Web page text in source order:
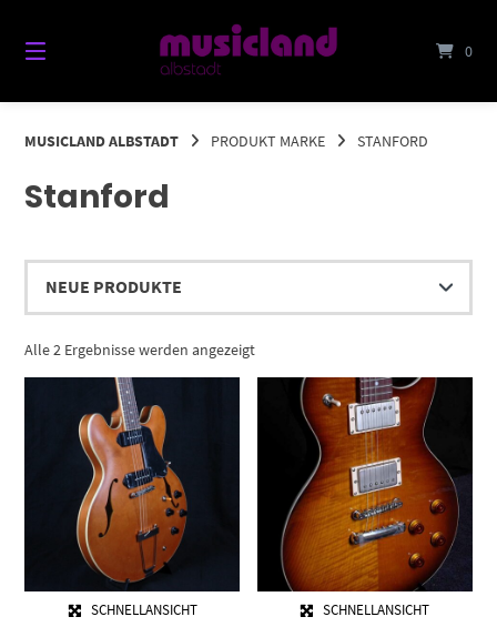
Inhalt
0
MUSICLAND ALBSTADT PRODUKT MARKE STANFORD
Stanford
Alle 2 Ergebnisse werden angezeigtNach
sortiert
SCHNELLANSICHT SCHNELLANSICHT